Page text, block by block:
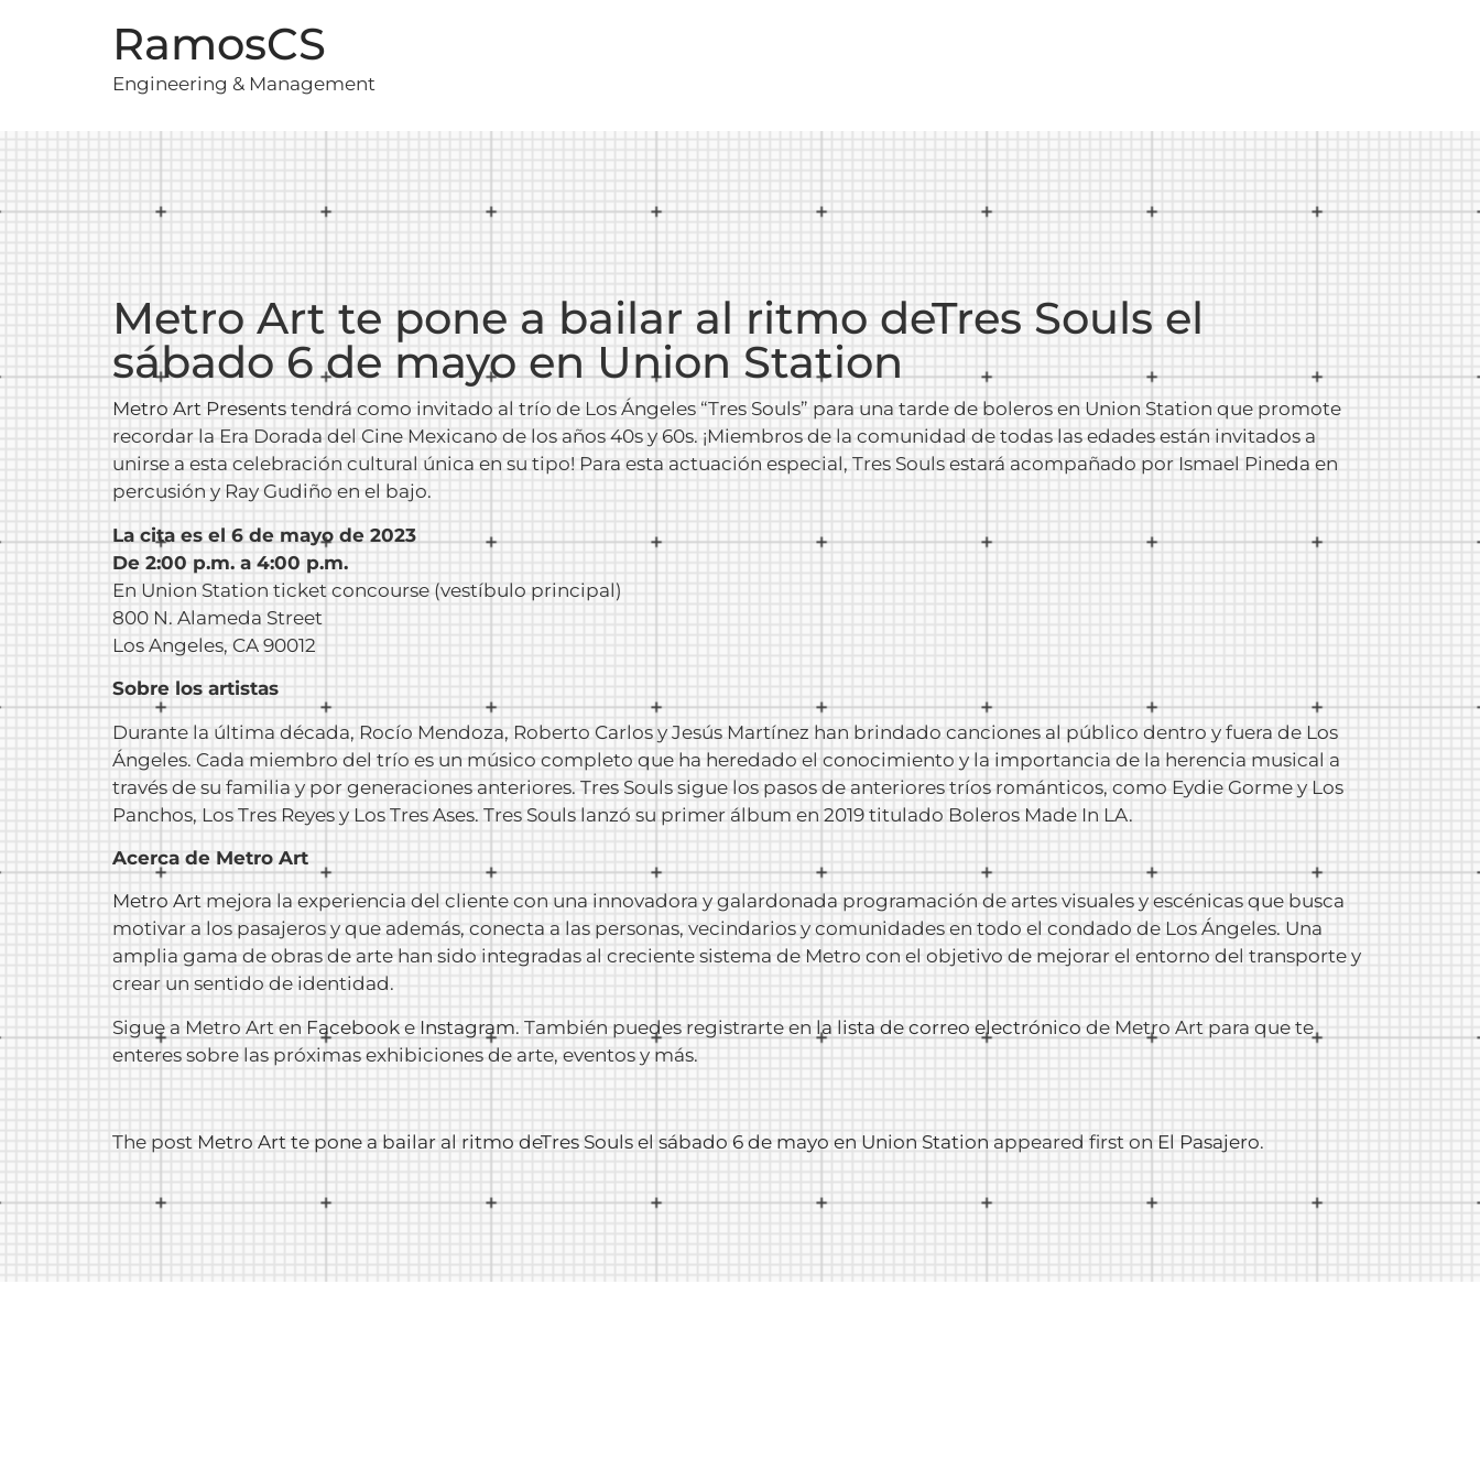
RamosCS
Engineering & Management
Metro Art te pone a bailar al ritmo deTres Souls el
sábado 6 de mayo en Union Station
Metro Art Presents tendrá como invitado al trío de Los Ángeles “Tres Souls” para una tarde de boleros en Union Station que promote
recordar la Era Dorada del Cine Mexicano de los años 40s y 60s. ¡Miembros de la comunidad de todas las edades están invitados a
unirse a esta celebración cultural única en su tipo! Para esta actuación especial, Tres Souls estará acompañado por Ismael Pineda en
percusión y Ray Gudiño en el bajo.
La cita es el 6 de mayo de 2023
De 2:00 p.m. a 4:00 p.m.
En Union Station ticket concourse (vestíbulo principal)
800 N. Alameda Street
Los Angeles, CA 90012
Sobre los artistas
Durante la última década, Rocío Mendoza, Roberto Carlos y Jesús Martínez han brindado canciones al público dentro y fuera de Los
Ángeles. Cada miembro del trío es un músico completo que ha heredado el conocimiento y la importancia de la herencia musical a
través de su familia y por generaciones anteriores. Tres Souls sigue los pasos de anteriores tríos románticos, como Eydie Gorme y Los
Panchos, Los Tres Reyes y Los Tres Ases. Tres Souls lanzó su primer álbum en 2019 titulado Boleros Made In LA.
Acerca de Metro Art
Metro Art mejora la experiencia del cliente con una innovadora y galardonada programación de artes visuales y escénicas que busca
motivar a los pasajeros y que además, conecta a las personas, vecindarios y comunidades en todo el condado de Los Ángeles. Una
amplia gama de obras de arte han sido integradas al creciente sistema de Metro con el objetivo de mejorar el entorno del transporte y
crear un sentido de identidad.
Sigue a Metro Art en Facebook e Instagram. También puedes registrarte en la lista de correo electrónico de Metro Art para que te
enteres sobre las próximas exhibiciones de arte, eventos y más.
The post Metro Art te pone a bailar al ritmo deTres Souls el sábado 6 de mayo en Union Station appeared first on El Pasajero.